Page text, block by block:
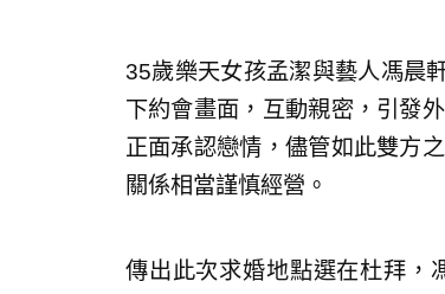
35歲樂天女孩孟潔與藝人馮晨
下約會畫面，互動親密，引發
正面承認戀情，儘管如此雙方
關係相當謹慎經營。
傳出此次求婚地點選在杜拜，